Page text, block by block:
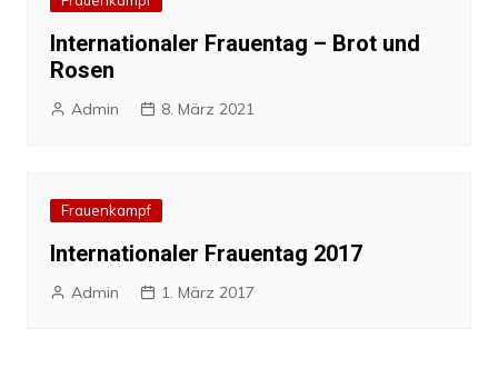
Internationaler Frauentag – Brot und
Rosen
Admin 8. März 2021
Frauenkampf
Internationaler Frauentag 2017
Admin 1. März 2017